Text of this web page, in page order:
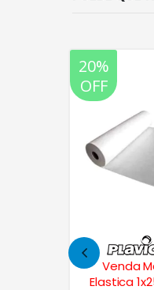
20%
OFF
Venda
Elastica